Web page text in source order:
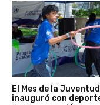
El Mes de la
inauguró con